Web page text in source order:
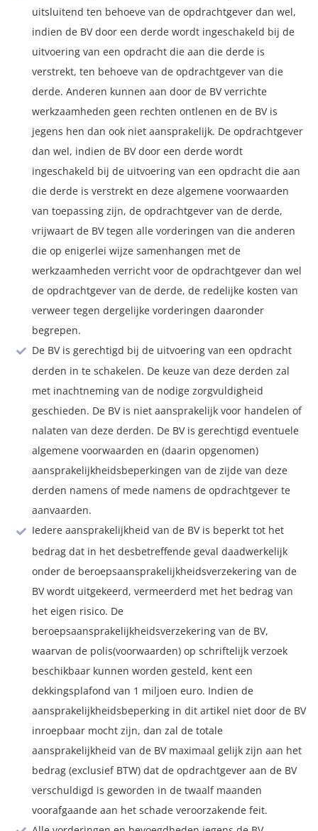
uitsluitend ten behoeve van de opdrachtgever dan wel,
indien de BV door een derde wordt ingeschakeld bij de
uitvoering van een opdracht die aan die derde is
verstrekt, ten behoeve van de opdrachtgever van die
derde. Anderen kunnen aan door de BV verrichte
werkzaamheden geen rechten ontlenen en de BV is
jegens hen dan ook niet aansprakelijk. De opdrachtgever
dan wel, indien de BV door een derde wordt
ingeschakeld bij de uitvoering van een opdracht die aan
die derde is verstrekt en deze algemene voorwaarden
van toepassing zijn, de opdrachtgever van de derde,
vrijwaart de BV tegen alle vorderingen van die anderen
die op enigerlei wijze samenhangen met de
werkzaamheden verricht voor de opdrachtgever dan wel
de opdrachtgever van de derde, de redelijke kosten van
verweer tegen dergelijke vorderingen daaronder
begrepen.
De BV is gerechtigd bij de uitvoering van een opdracht
derden in te schakelen. De keuze van deze derden zal
met inachtneming van de nodige zorgvuldigheid
geschieden. De BV is niet aansprakelijk voor handelen of
nalaten van deze derden. De BV is gerechtigd eventuele
algemene voorwaarden en (daarin opgenomen)
aansprakelijkheidsbeperkingen van de zijde van deze
derden namens of mede namens de opdrachtgever te
aanvaarden.
Iedere aansprakelijkheid van de BV is beperkt tot het
bedrag dat in het desbetreffende geval daadwerkelijk
onder de beroepsaansprakelijkheidsverzekering van de
BV wordt uitgekeerd, vermeerderd met het bedrag van
het eigen risico. De
beroepsaansprakelijkheidsverzekering van de BV,
waarvan de polis(voorwaarden) op schriftelijk verzoek
beschikbaar kunnen worden gesteld, kent een
dekkingsplafond van 1 miljoen euro. Indien de
aansprakelijkheidsbeperking in dit artikel niet door de BV
inroepbaar mocht zijn, dan zal de totale
aansprakelijkheid van de BV maximaal gelijk zijn aan het
bedrag (exclusief BTW) dat de opdrachtgever aan de BV
verschuldigd is geworden in de twaalf maanden
voorafgaande aan het schade veroorzakende feit.